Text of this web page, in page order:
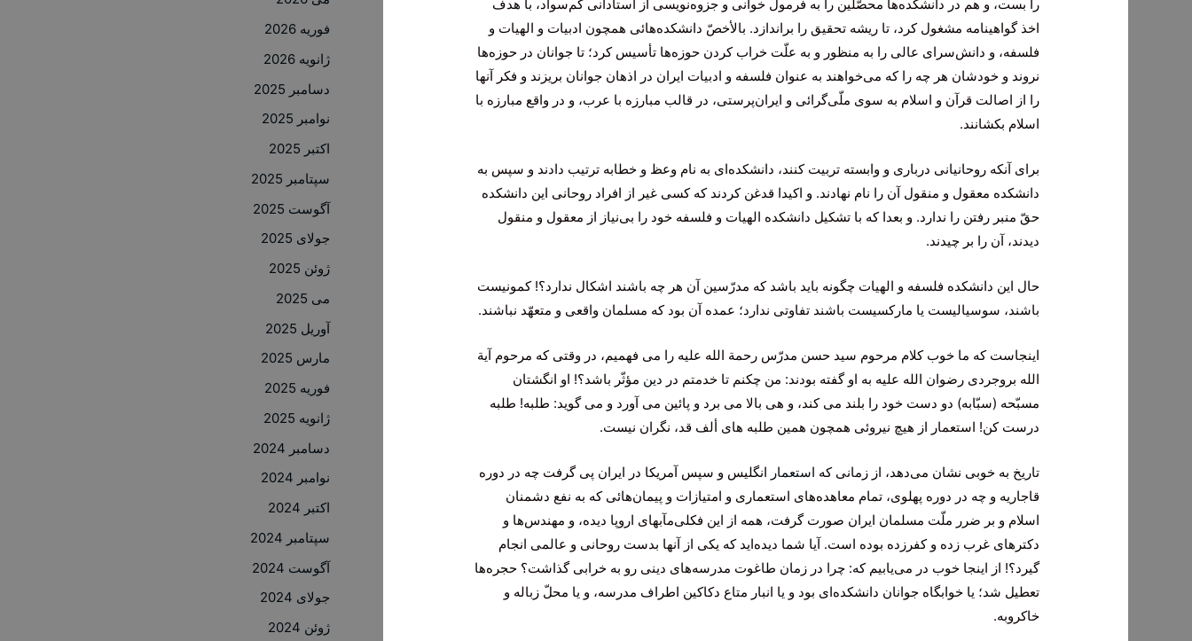
را بست، و هم در دانشكده‌ها محصّلین را به فرمول خوانى و جزوه‌نویسى از استادانى كم‌سواد، با هدف
اخذ گواهینامه مشغول كرد، تا ریشه تحقیق را براندازد. بالأخصّ دانشكده‌هائى همچون ادبیات و الهیات و
فلسفه، و دانش‌سراى عالى را به منظور و به علّت خراب كردن حوزه‌ها تأسیس كرد؛ تا جوانان در حوزه‌ها
نروند و خودشان هر چه را كه مى‌خواهند به عنوان فلسفه و ادبیات ایران در اذهان جوانان بریزند و فكر آنها
را از اصالت قرآن و اسلام به سوى ملّى‌گرائى و ایران‌پرستى، در قالب مبارزه با عرب، و در واقع مبارزه با
اسلام بكشانند.
براى آنكه روحانیانى دربارى و وابسته تربیت كنند، دانشكده‌اى به نام وعظ و خطابه ترتیب دادند و سپس به
دانشكده معقول و منقول آن را نام نهادند. و اكیدا قدغن كردند كه كسى غیر از افراد روحانى این دانشكده
حقّ منبر رفتن را ندارد. و بعدا كه با تشكیل دانشكده الهیات و فلسفه خود را بى‌نیاز از معقول و منقول
دیدند، آن را بر چیدند.
حال این دانشكده فلسفه و الهیات چگونه باید باشد كه مدرّسین آن هر چه باشند اشكال ندارد؟! كمونیست
باشند، سوسیالیست یا ماركسیست‌ باشند تفاوتى ندارد؛ عمده آن بود كه مسلمان واقعى و متعهّد نباشند.
اینجاست كه ما خوب كلام مرحوم سید حسن مدرّس رحمة الله علیه را مى فهمیم، در وقتى كه مرحوم آیة
الله بروجردى رضوان الله علیه به او گفته بودند: من چكنم تا خدمتم در دین مؤثّر باشد؟! او انگشتان
مسبّحه (سبّابه) دو دست خود را بلند مى كند، و هى بالا مى برد و پائین مى آورد و مى گوید: طلبه! طلبه
درست كن! استعمار از هیچ نیروئى همچون همین طلبه هاى ألف قد، نگران نیست.
تاریخ به خوبى نشان مى‌دهد، از زمانى كه استعمار انگلیس و سپس آمریكا در ایران پى گرفت چه در دوره
قاجاریه و چه در دوره پهلوى، تمام معاهده‌هاى استعمارى و امتیازات و پیمان‌هائى كه به نفع دشمنان
اسلام و بر ضرر ملّت مسلمان ایران صورت گرفت، همه از این فكلى‌مآبهاى اروپا دیده، و مهندس‌ها و
دكترهاى غرب زده و كفرزده بوده است. آیا شما دیده‌اید كه یكى از آنها بدست روحانى و عالمى انجام
گیرد؟! از اینجا خوب در مى‌یابیم كه: چرا در زمان طاغوت مدرسه‌هاى دینى رو به خرابى گذاشت؟ حجره‌ها
تعطیل شد؛ یا خوابگاه جوانان دانشكده‌اى بود و یا انبار متاع دكاكین اطراف مدرسه، و یا محلّ زباله و
خاكروبه.
فوریه 2026
ژانویه 2026
دسامبر 2025
نوامبر 2025
اکتبر 2025
سپتامبر 2025
آگوست 2025
جولای 2025
ژوئن 2025
می 2025
آوریل 2025
مارس 2025
فوریه 2025
ژانویه 2025
دسامبر 2024
نوامبر 2024
اکتبر 2024
سپتامبر 2024
آگوست 2024
جولای 2024
ژوئن 2024